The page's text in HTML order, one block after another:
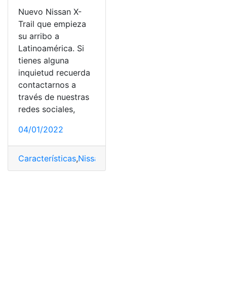
Nuevo Nissan X-
Trail que empieza
su arribo a
Latinoamérica. Si
tienes alguna
inquietud recuerda
contactarnos a
través de nuestras
redes sociales,
04/01/2022
Características,Nissan X-Trail